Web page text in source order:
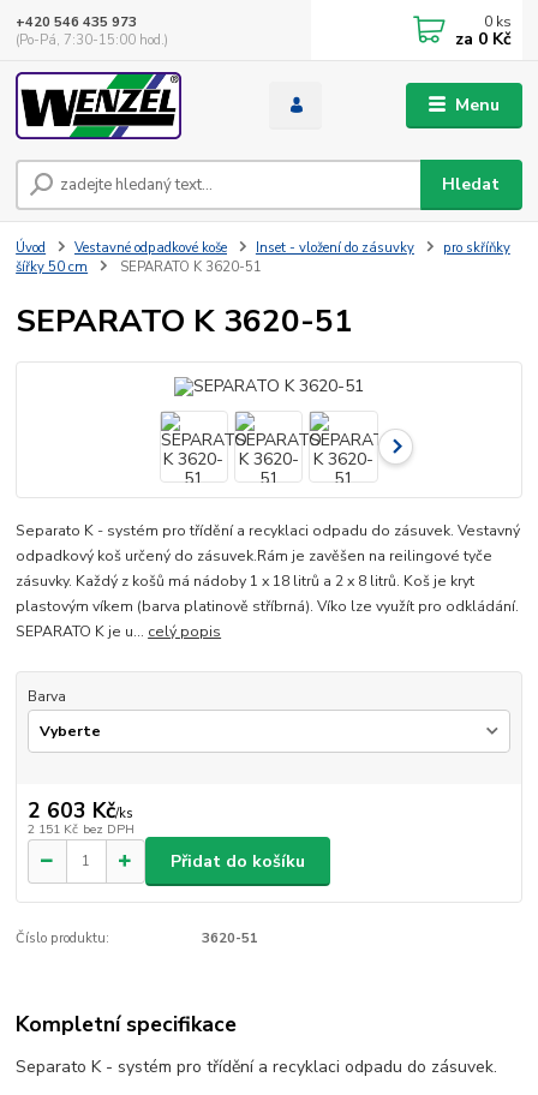
Menu
Hledat
+420 546 435 973
(Po-Pá, 7:30-15:00 hod.)
0 ks
za 0 Kč
Úvod Vestavné odpadkové koše Inset - vložení do zásuvky
pro skříňky
šířky 50 cm
SEPARATO K 3620-51
SEPARATO K 3620-51
Separato K - systém pro třídění a recyklaci odpadu do zásuvek. Vestavný
odpadkový koš určený do zásuvek.Rám je zavěšen na reilingové tyče
zásuvky. Každý z košů má nádoby 1 x 18 litrů a 2 x 8 litrů. Koš je kryt
plastovým víkem (barva platinově stříbrná). Víko lze využít pro odkládání.
SEPARATO K je u... celý popis
Barva
2 603 Kč/ks
2 151 Kč bez DPH
Přidat do košíku
Číslo produktu: 3620-51
Kompletní specifikace
Separato K - systém pro třídění a recyklaci odpadu do zásuvek.